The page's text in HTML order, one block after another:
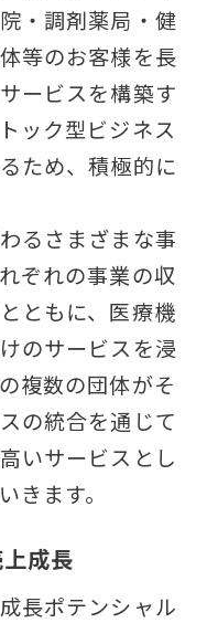
・調剤薬局・健
等のお客様を長
ービスを構築す
ック型ビジネス
ため、積極的に
るさまざまな事
ぞれの事業の収
ともに、医療機
のサービスを浸
複数の団体がそ
の統合を通じて
いサービスとし
きます。
成長
長ポテンシャル